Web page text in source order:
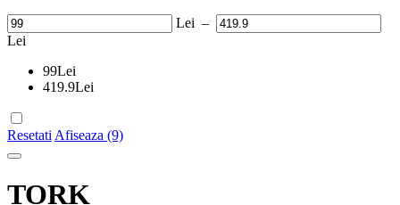
Lei –
Lei
99Lei
419.9Lei
Resetati Afiseaza (9)
TORK